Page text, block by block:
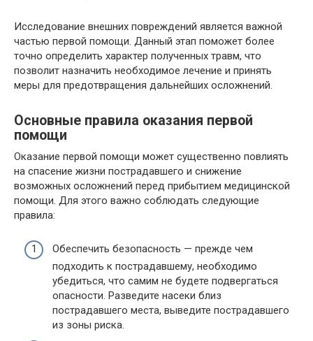
Исследование внешних повреждений является важной
частью первой помощи. Данный этап поможет более
точно определить характер полученных травм, что
позволит назначить необходимое лечение и принять
меры для предотвращения дальнейших осложнений.
Основные правила оказания первой
помощи
Оказание первой помощи может существенно повлиять
на спасение жизни пострадавшего и снижение
возможных осложнений перед прибытием медицинской
помощи. Для этого важно соблюдать следующие
правила:
Обеспечить безопасность — прежде чем
подходить к пострадавшему, необходимо
убедиться, что самим не будете подвергаться
опасности. Разведите насеки близ
пострадавшего места, выведите пострадавшего
из зоны риска.